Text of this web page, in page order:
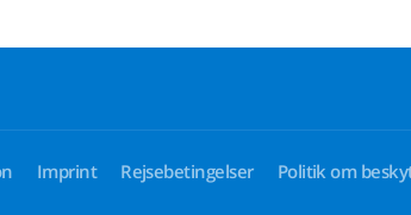
Imprint Rejsebetingelser Politik om